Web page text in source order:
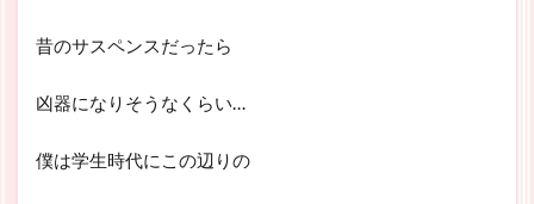
昔のサスペンスだったら
凶器になりそうなくらい…
僕は学生時代にこの辺りの